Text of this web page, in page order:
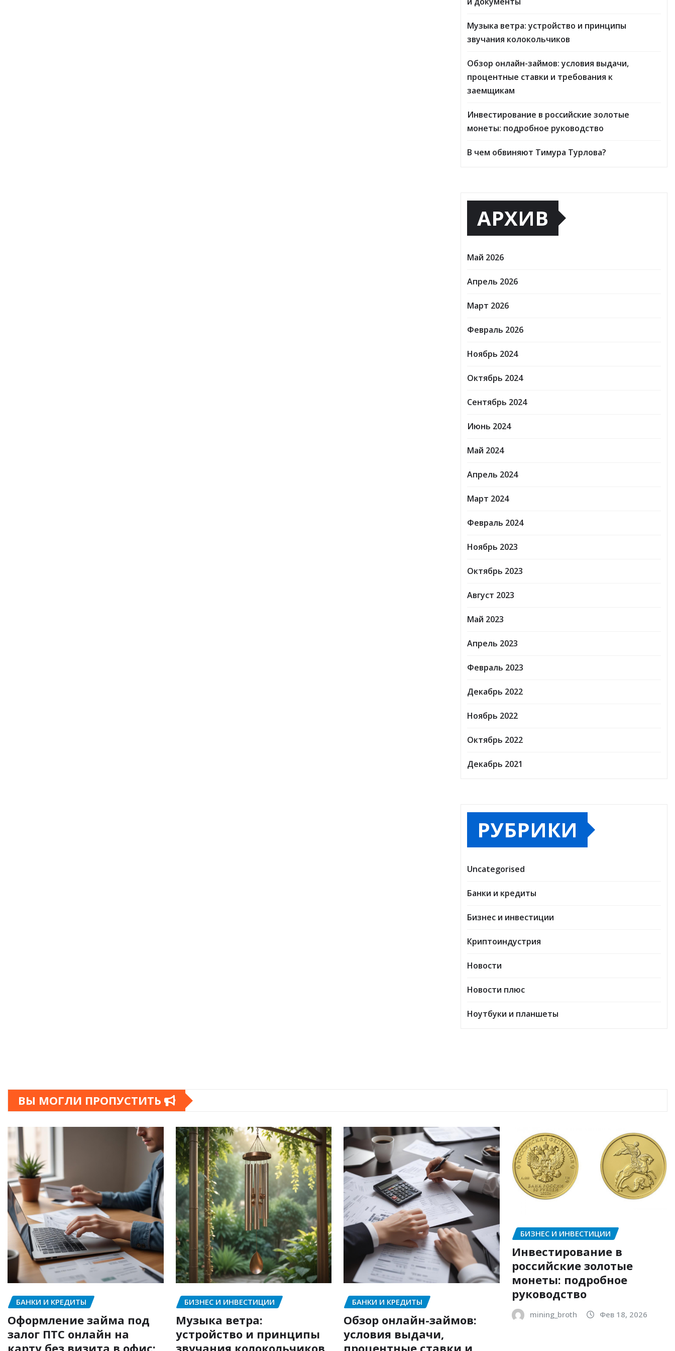
Музыка ветра: устройство и принципы
звучания колокольчиков
Обзор онлайн-займов: условия выдачи,
процентные ставки и требования к
заемщикам
Инвестирование в российские золотые
монеты: подробное руководство
В чем обвиняют Тимура Турлова?
АРХИВ
Май 2026
Апрель 2026
Март 2026
Февраль 2026
Ноябрь 2024
Октябрь 2024
Сентябрь 2024
Июнь 2024
Май 2024
Апрель 2024
Март 2024
Февраль 2024
Ноябрь 2023
Октябрь 2023
Август 2023
Май 2023
Апрель 2023
Февраль 2023
Декабрь 2022
Ноябрь 2022
Октябрь 2022
Декабрь 2021
РУБРИКИ
Uncategorised
Банки и кредиты
Бизнес и инвестиции
Криптоиндустрия
Новости
Новости плюс
Ноутбуки и планшеты
ВЫ МОГЛИ ПРОПУСТИТЬ
БАНКИ И КРЕДИТЫ
Оформление займа под
залог ПТС онлайн на
БИЗНЕС И ИНВЕСТИЦИИ
Музыка ветра:
устройство и принципы
БАНКИ И КРЕДИТЫ
Обзор онлайн-займов:
условия выдачи,
БИЗНЕС И ИНВЕСТИЦИИ
Инвестирование в
российские золотые
монеты: подробное
руководство
mining_broth Фев 18, 2026